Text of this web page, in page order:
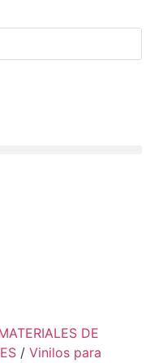
DE
/ Vinilos para